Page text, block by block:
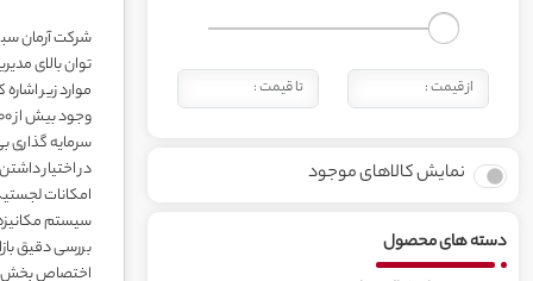
نمایش کالاهای موجود
دسته های محصول
توان بالای
موارد زیر اشاره
وجود بیش از 1500 کالا در سبد کالای شرکت
سرمایه گذاری
در اختیار داشتن بیش از 7000 متر مربع مسقف استاندارد و
امکانات
سیستم مکانیزه
بررسی دقیق
اختصاص بخش